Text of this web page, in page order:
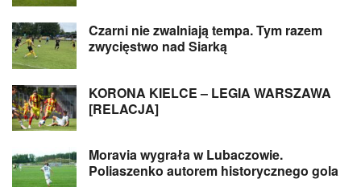
Czarni nie zwalniają tempa. Tym razem
zwycięstwo nad Siarką
KORONA KIELCE – LEGIA WARSZAWA
[RELACJA]
Moravia wygrała w Lubaczowie.
Poliaszenko autorem historycznego gola